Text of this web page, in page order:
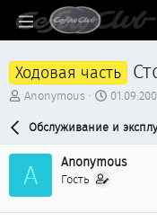
Ходовая часть
А
р
т
м
Anonymous
Д
т
н
а
Обслуживание и
A Anonymous
Гость